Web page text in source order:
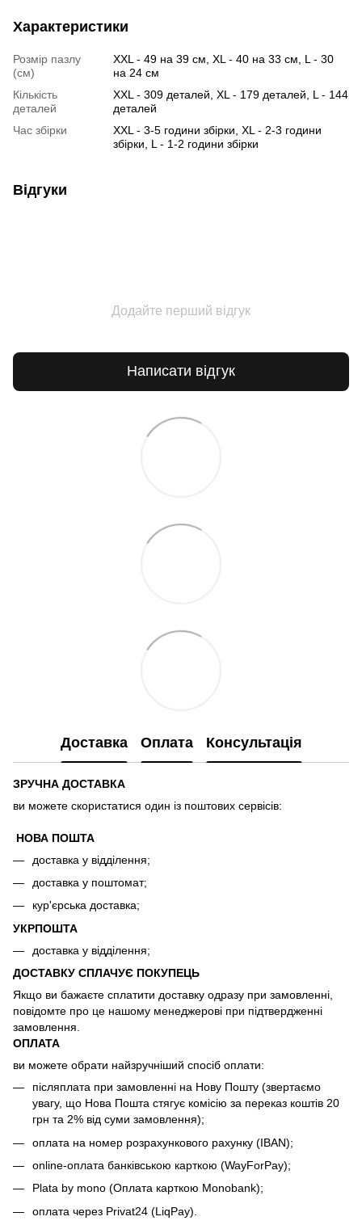
Характеристики
Розмір пазлу
(см)
XXL - 49 на 39 см, XL - 40 на 33 см, L - 30
на 24 см
Кількість
деталей
XXL - 309 деталей, XL - 179 деталей, L - 144
деталей
Час збірки
XXL - 3-5 години збірки, XL - 2-3 години
збірки, L - 1-2 години збірки
Відгуки
Додайте перший відгук
Написати відгук
Доставка Оплата Консультація
ЗРУЧНА ДОСТАВКА
ви можете скористатися один із поштових сервісів:
НОВА ПОШТА
доставка у відділення;
доставка у поштомат;
кур'єрська доставка;
УКРПОШТА
доставка у відділення;
ДОСТАВКУ СПЛАЧУЄ ПОКУПЕЦЬ
Якщо ви бажаєте сплатити доставку одразу при замовленні,
повідомте про це нашому менеджерові при підтвердженні
замовлення.
ОПЛАТА
ви можете обрати найзручніший спосіб оплати:
післяплата при замовленні на Нову Пошту (звертаємо
увагу, що Нова Пошта стягує комісію за переказ коштів 20
грн та 2% від суми замовлення);
оплата на номер розрахункового рахунку (IBAN);
online-оплата банківською карткою (WayForPay);
Plata by mono (Оплата карткою Monobank);
оплата через Privat24 (LiqPay).